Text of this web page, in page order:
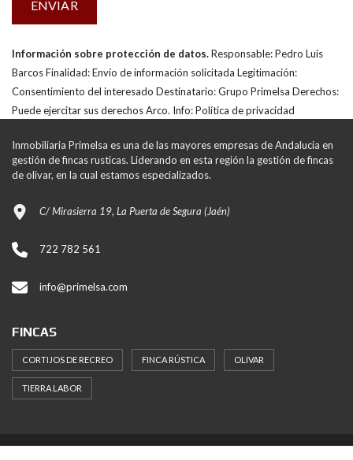
Información sobre protección de datos.Responsable: Pedro Luis
Barcos Finalidad: Envío de información solicitada Legitimación:
Consentimiento del interesado Destinatario: Grupo Primelsa Derechos:
Puede ejercitar sus derechos Arco. Info:Política de privacidad
Inmobiliaria Primelsa es una de las mayores empresas de Andalucia en
gestión de fincas rusticas. Liderando en esta región la gestión de fincas
de olivar, en la cual estamos especializados.
C/ Mirasierra 19, La Puerta de Segura (Jaén)
722 782 561
info@primelsa.com
FINCAS
CORTIJOS DE RECREO FINCA RÚSTICA OLIVAR
TIERRA LABOR